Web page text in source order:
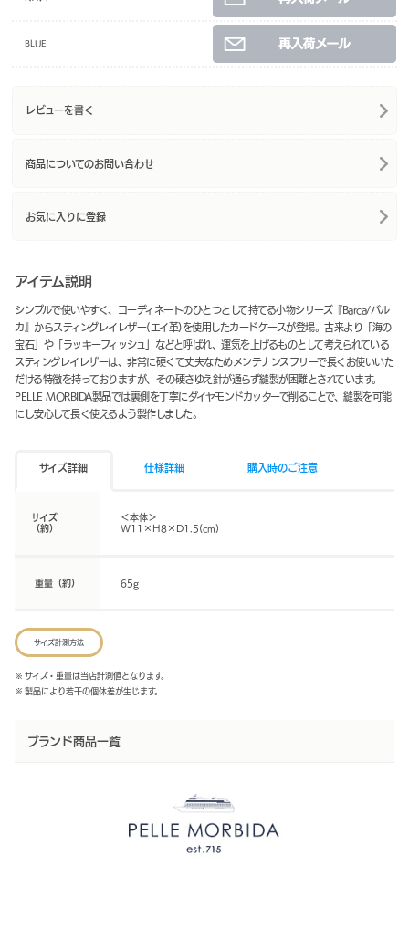
BLUE
レビューを書く
商品についてのお問い合わせ
お気に入りに登録
アイテム説明
シンプルで使いやすく、コーディネートのひとつとして持てる小物シリーズ『Barca/バル
カ』からスティングレイレザー(エイ革)を使用したカードケースが登場。古来より「海の
宝石」や「ラッキーフィッシュ」などと呼ばれ、運気を上げるものとして考えられている
スティングレイレザーは、非常に硬くて丈夫なためメンテナンスフリーで長くお使いいた
だける特徴を持っておりますが、その硬さゆえ針が通らず縫製が困難とされています。
PELLE MORBIDA製品では裏側を丁寧にダイヤモンドカッターで削ることで、縫製を可能
にし安心して長く使えるよう製作しました。
サイズ詳細 仕様詳細 購入時のご注意
サイズ
（約）
＜本体＞
W11×H8×D1.5(cm)
重量（約） 65g
サイズ計測方法
※ サイズ・重量は当店計測値となります。
※ 製品により若干の個体差が生じます。
ブランド商品一覧